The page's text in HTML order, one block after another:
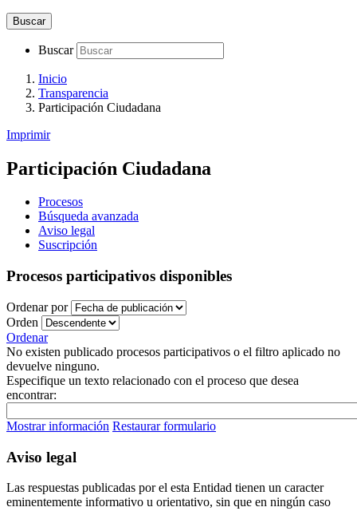
Buscar
Buscar
Inicio
Transparencia
Participación Ciudadana
Imprimir
Participación Ciudadana
Procesos
Búsqueda avanzada
Aviso legal
Suscripción
Procesos participativos disponibles
Ordenar por
Orden
Ordenar
No existen publicado procesos participativos o el filtro aplicado no
devuelve ninguno.
Especifique un texto relacionado con el proceso que desea
encontrar:
Mostrar información Restaurar formulario
Aviso legal
Las respuestas publicadas por el esta Entidad tienen un caracter
eminentemente informativo u orientativo, sin que en ningún caso